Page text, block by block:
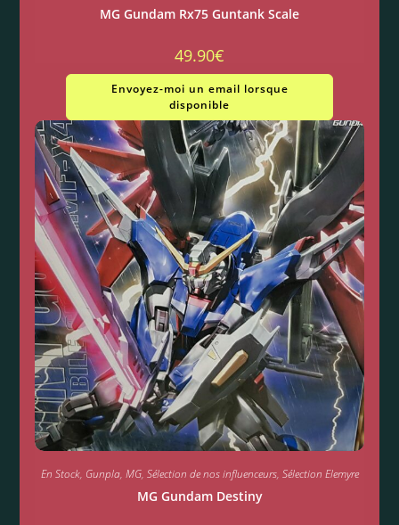
MG Gundam Rx75 Guntank Scale
49.90€
Envoyez-moi un email lorsque
disponible
En Stock, Gunpla, MG, Sélection de nos influenceurs, Sélection Elemyre
MG Gundam Destiny